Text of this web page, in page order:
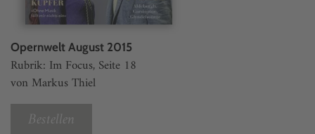
Opernwelt August 2015
Rubrik: Im Focus, Seite 18
von Markus Thiel
Bestellen